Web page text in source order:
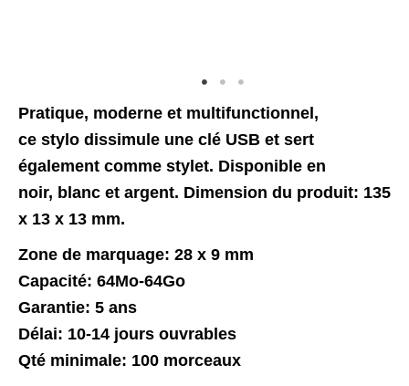
Pratique, moderne et multifunctionnel,
ce stylo dissimule une clé USB et sert
également comme stylet. Disponible en
noir, blanc et argent. Dimension du produit: 135
x 13 x 13 mm.​
Zone de marquage: 28 x 9 mm
Capacité: 64Mo-64Go
Garantie: 5 ans
Délai: 10-14 jours ouvrables
Qté minimale: 100 morceaux